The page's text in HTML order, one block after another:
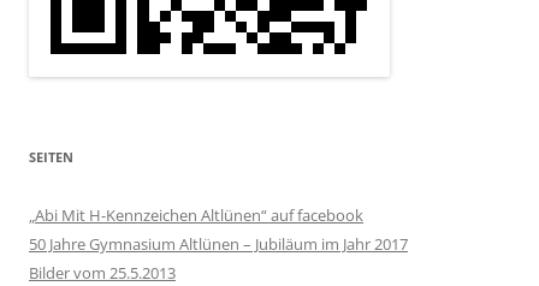
SEITEN
„Abi Mit H-Kennzeichen Altlünen“ auf facebook
50 Jahre Gymnasium Altlünen – Jubiläum im Jahr 2017
Bilder vom 25.5.2013